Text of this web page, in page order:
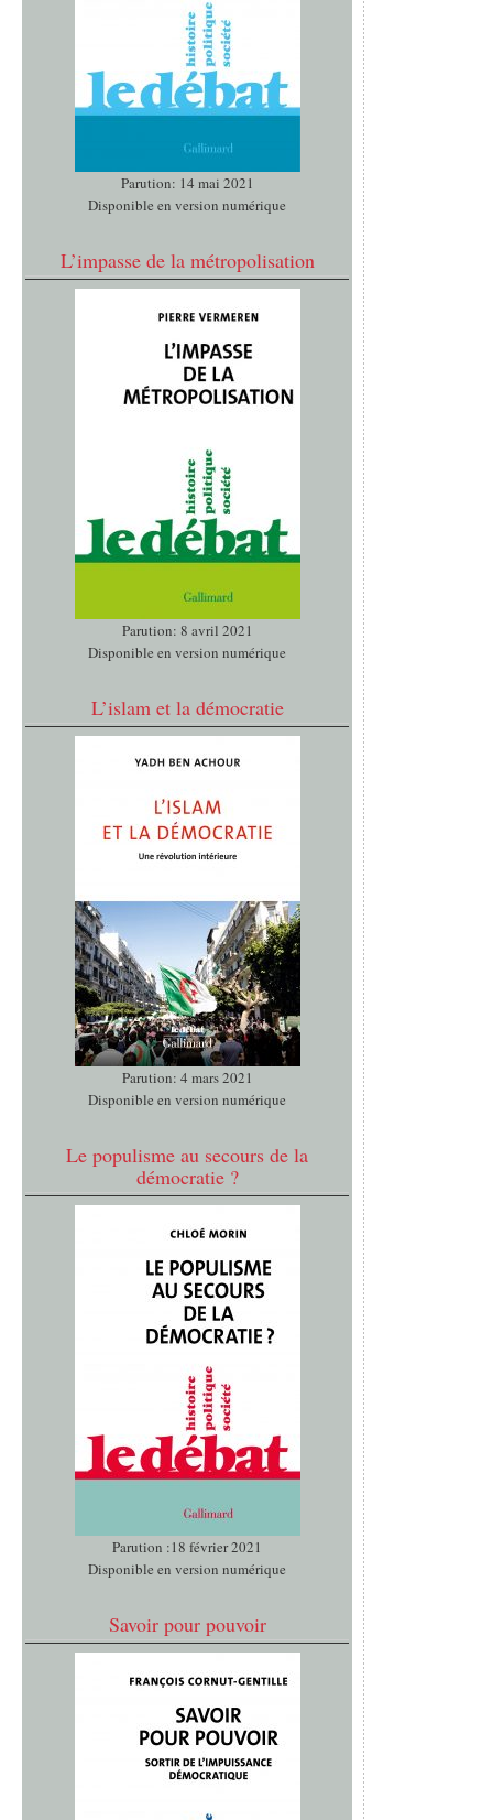
Parution: 14 mai 2021
Disponible en version numérique
L’impasse de la métropolisation
Parution: 8 avril 2021
Disponible en version numérique
L’islam et la démocratie
Parution: 4 mars 2021
Disponible en version numérique
Le populisme au secours de la
démocratie ?
Parution :18 février 2021
Disponible en version numérique
Savoir pour pouvoir